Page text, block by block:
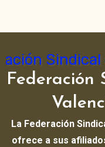
Federación
La Federación
ofrece a sus